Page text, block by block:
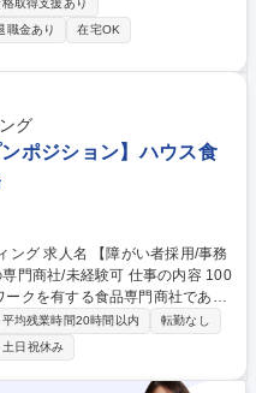
選考を通じて決定をします。
に2日までとなります） ・車い
格取得支援あり
職金あり
在宅OK
グ
ポジション】ハウス食
採用/事務
経験可 仕事の内容 100
クを有する食品専門商社である
プンポジション採用ですので、
ンを打診いたします。 ※就業
さいませ。 【業務内容詳細】
、庶務等）、財務（出納、支払
平均残業時間20時間以内
転勤なし
土日祝休み